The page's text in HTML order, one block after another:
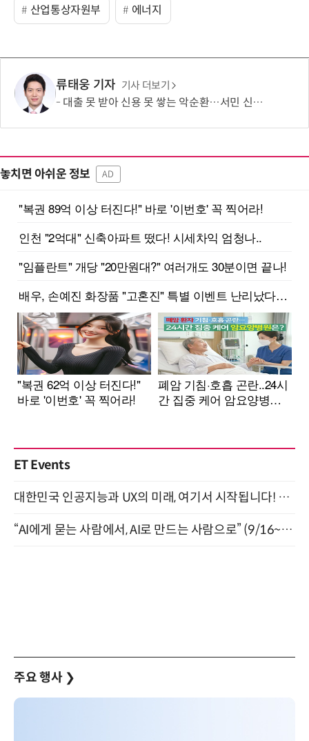
산업통상자원부 에너지
류태웅 기자 기사 더보기
대출 못 받아 신용 못 쌓는 악순환…서민 신용평가 사각지대 메운다
놓치면 아쉬운 정보 AD
ET Events
대한민국 인공지능과 UX의 미래, 여기서 시작됩니다! UX Korea 2026 - Fall 9월 2일 개최
“AI에게 묻는 사람에서, AI로 만드는 사람으로” (9/16~17)
주요 행사 ❯